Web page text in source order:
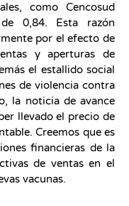
como Cencosud
0,84. Esta razón
por el efecto de
y aperturas de
el estallido social
de violencia contra
la noticia de avance
llevado el precio de
Creemos que es
financieras de la
de ventas en el
vacunas.